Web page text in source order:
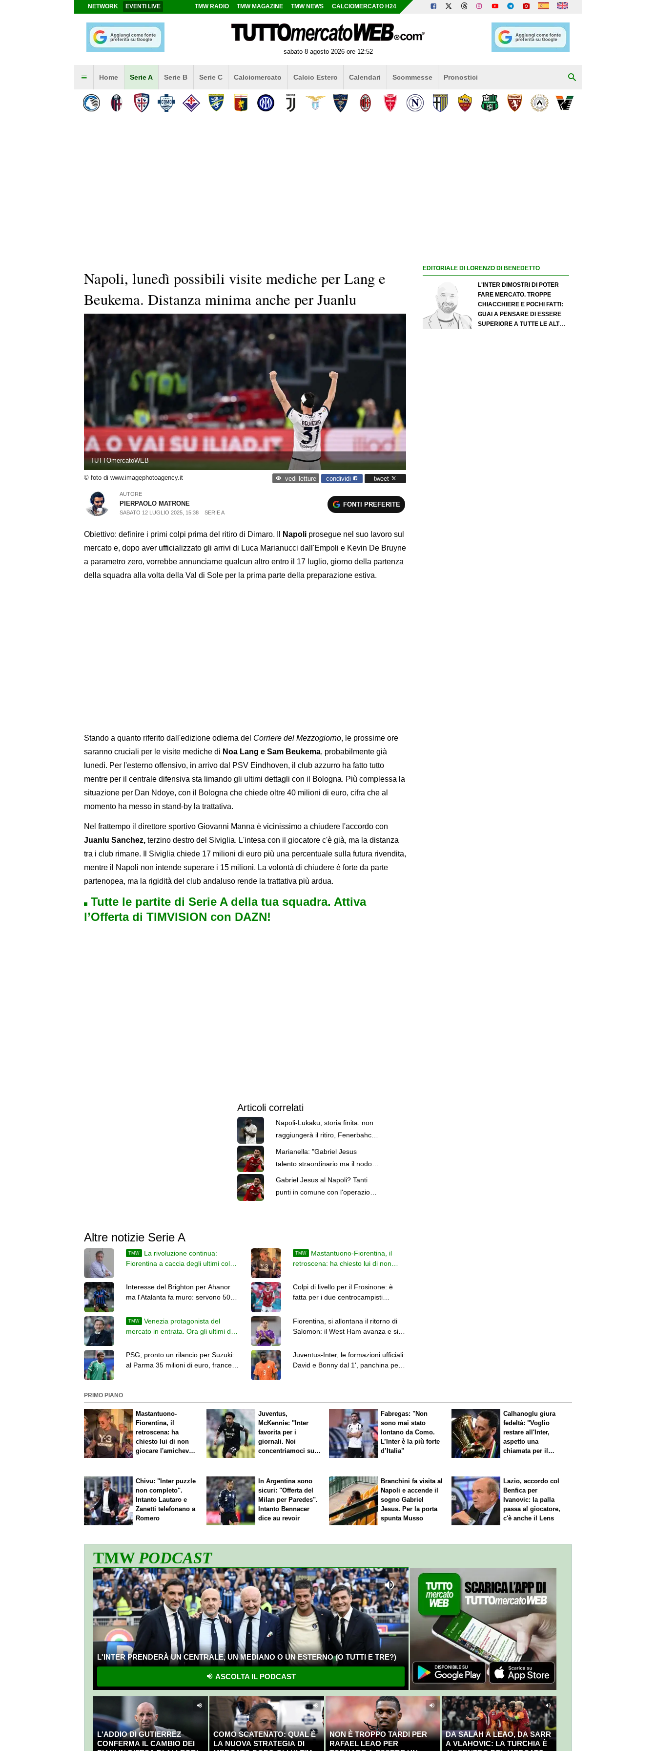
NETWORK EVENTI LIVE TMW RADIO TMW MAGAZINE TMW NEWS CALCIOMERCATO H24
sabato 8 agosto 2026 ore 12:52
Home Serie A Serie B Serie C Calciomercato Calcio Estero Calendari Scommesse Pronostici
Napoli, lunedì possibili visite mediche per Lang e
Beukema. Distanza minima anche per Juanlu
TUTTOmercatoWEB
© foto di www.imagephotoagency.it vedi letture condividi tweet
AUTORE
PIERPAOLO MATRONE
SABATO 12 LUGLIO 2025, 15:38 SERIE A
FONTI PREFERITE
Obiettivo: definire i primi colpi prima del ritiro di Dimaro. Il Napoli prosegue nel suo lavoro sul
mercato e, dopo aver ufficializzato gli arrivi di Luca Marianucci dall'Empoli e Kevin De Bruyne
a parametro zero, vorrebbe annunciarne qualcun altro entro il 17 luglio, giorno della partenza
della squadra alla volta della Val di Sole per la prima parte della preparazione estiva.
Stando a quanto riferito dall'edizione odierna del Corriere del Mezzogiorno, le prossime ore
saranno cruciali per le visite mediche di Noa Lang e Sam Beukema, probabilmente già
lunedì. Per l'esterno offensivo, in arrivo dal PSV Eindhoven, il club azzurro ha fatto tutto
mentre per il centrale difensiva sta limando gli ultimi dettagli con il Bologna. Più complessa la
situazione per Dan Ndoye, con il Bologna che chiede oltre 40 milioni di euro, cifra che al
momento ha messo in stand-by la trattativa.
Nel frattempo il direttore sportivo Giovanni Manna è vicinissimo a chiudere l'accordo con
Juanlu Sanchez, terzino destro del Siviglia. L'intesa con il giocatore c'è già, ma la distanza
tra i club rimane. Il Siviglia chiede 17 milioni di euro più una percentuale sulla futura rivendita,
mentre il Napoli non intende superare i 15 milioni. La volontà di chiudere è forte da parte
partenopea, ma la rigidità del club andaluso rende la trattativa più ardua.
Tutte le partite di Serie A della tua squadra. Attiva
l’Offerta di TIMVISION con DAZN!
Articoli correlati
Napoli-Lukaku, storia finita: non
raggiungerà il ritiro, Fenerbahce
Marianella: "Gabriel Jesus
talento straordinario ma il nodo
principale è la sua tenuta fisica"
Gabriel Jesus al Napoli? Tanti
punti in comune con l'operazione
Altre notizie Serie A
TMW
La rivoluzione continua:
Fiorentina a caccia degli ultimi colpi
TMW
Mastantuono-Fiorentina, il
retroscena: ha chiesto lui di non
Interesse del Brighton per Ahanor
ma l'Atalanta fa muro: servono 50
Colpi di livello per il Frosinone: è
fatta per i due centrocampisti
TMW
Venezia protagonista del
mercato in entrata. Ora gli ultimi due
Fiorentina, si allontana il ritorno di
Salomon: il West Ham avanza e si
PSG, pronto un rilancio per Suzuki:
al Parma 35 milioni di euro, francesi
Juventus-Inter, le formazioni ufficiali:
David e Bonny dal 1', panchina per
EDITORIALE DI LORENZO DI BENEDETTO
L'INTER DIMOSTRI DI POTER
FARE MERCATO. TROPPE
CHIACCHIERE E POCHI FATTI:
GUAI A PENSARE DI ESSERE
SUPERIORE A TUTTE LE ALTRE
PRIMO PIANO
Mastantuono-
Fiorentina, il
retroscena: ha
chiesto lui di non
giocare l'amichevole
Juventus,
McKennie: "Inter
favorita per i
giornali. Noi
concentriamoci sul
Fabregas: "Non
sono mai stato
lontano da Como.
L’Inter è la più forte
d’Italia"
Calhanoglu giura
fedeltà: "Voglio
restare all'Inter,
aspetto una
chiamata per il
Chivu: "Inter puzzle
non completo".
Intanto Lautaro e
Zanetti telefonano a
Romero
In Argentina sono
sicuri: "Offerta del
Milan per Paredes".
Intanto Bennacer
diceau revoir
Branchini fa visita al
Napoli e accende il
sogno Gabriel
Jesus. Per la porta
spunta Musso
Lazio, accordo col
Benfica per
Ivanovic: la palla
passa al giocatore,
c'è anche il Lens
TMWPODCAST
L'INTER PRENDERÀ UN CENTRALE, UN MEDIANO O UN ESTERNO (O TUTTI E TRE?)
ASCOLTA IL PODCAST
L'ADDIO DI GUTIERREZ
CONFERMA IL CAMBIO DEI
COMO SCATENATO: QUAL È
LA NUOVA STRATEGIA DI
NON È TROPPO TARDI PER
RAFAEL LEAO PER
DA SALAH A LEAO, DA SARR
A VLAHOVIC: LA TURCHIA È